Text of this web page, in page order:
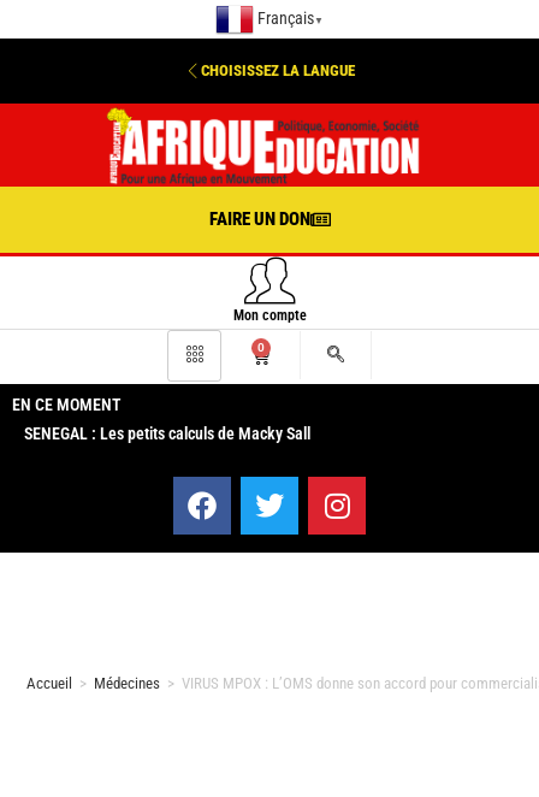
Français ▼
CHOISISSEZ LA LANGUE
FAIRE UN DON
Mon compte
0
EN CE MOMENT
SENEGAL : Les petits calculs de Macky Sall
Accueil > Médecines > VIRUS MPOX : L’OMS donne son accord pour